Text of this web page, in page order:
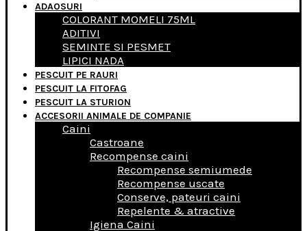
ADAOSURI
COLORANT MOMELI 75ML
ADITIVI
SEMINTE SI PESMET
LIPICI NADA
PESCUIT PE RAURI
PESCUIT LA FITOFAG
PESCUIT LA STURION
ACCESORII ANIMALE DE COMPANIE
Caini
Castroane
Recompense caini
Recompense semiumede
Recompense uscate
Conserve, pateuri caini
Repelente & atractive
Igiena Caini